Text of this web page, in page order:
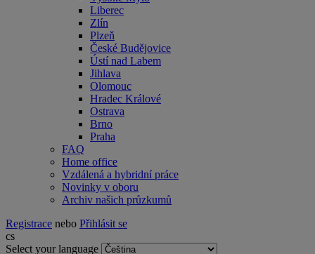
Liberec
Zlín
Plzeň
České Budějovice
Ústí nad Labem
Jihlava
Olomouc
Hradec Králové
Ostrava
Brno
Praha
FAQ
Home office
Vzdálená a hybridní práce
Novinky v oboru
Archiv našich průzkumů
Registrace nebo Přihlásit se
cs
Select your language